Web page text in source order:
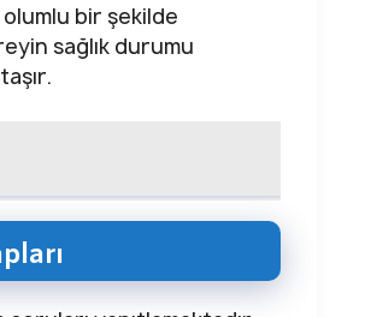
bir şekilde
sağlık durumu